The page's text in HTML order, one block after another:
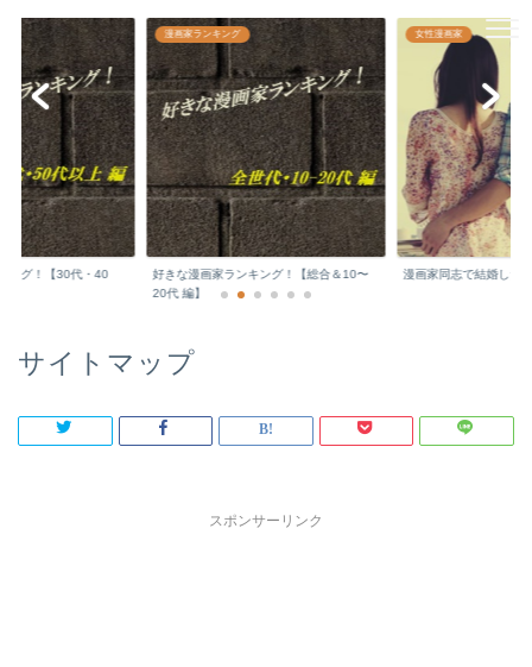
日本の文化を支える敬愛すべき漫画家先生の
顔や年収などをチェックしちゃいます♪
ング！【30代・40
漫画家ランキング
好きな漫画家ランキング！【総合＆10〜
20代 編】
女性漫画家
漫画家同志で結婚した
サイトマップ
スポンサーリンク